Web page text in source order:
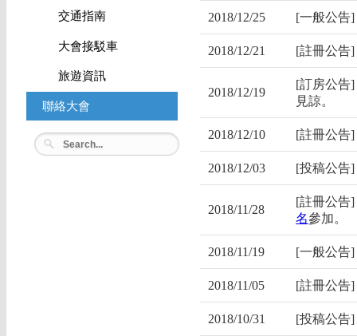
交通指南
大會接駁車
旅遊資訊
聯絡大會
2018/12/25 [一般公告]
2018/12/21 [註冊公告]
2018/12/19
[訂房公告]
見諒。
2018/12/10 [註冊公告]
2018/12/03 [投稿公告]
2018/11/28
[註冊公告]
名參加。
2018/11/19 [一般公告]
2018/11/05 [註冊公告]
2018/​10/31 [投稿公告]